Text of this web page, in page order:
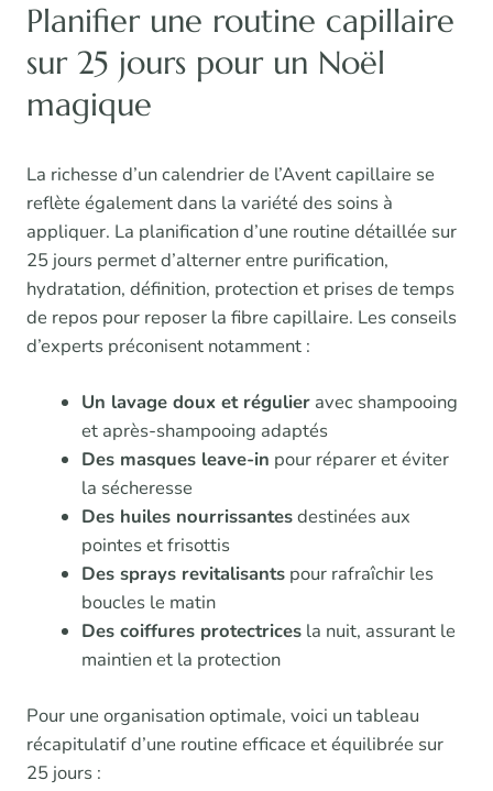
Planifier une routine capillaire
sur 25 jours pour un Noël
magique
La richesse d’un calendrier de l’Avent capillaire se
reflète également dans la variété des soins à
appliquer. La planification d’une routine détaillée sur
25 jours permet d’alterner entre purification,
hydratation, définition, protection et prises de temps
de repos pour reposer la fibre capillaire. Les conseils
d’experts préconisent notamment :
Un lavage doux et régulieravec shampooing
et après-shampooing adaptés
Des masques leave-in pour réparer et éviter
la sécheresse
Des huiles nourrissantesdestinées aux
pointes et frisottis
Des sprays revitalisantspour rafraîchir les
boucles le matin
Des coiffures protectricesla nuit, assurant le
maintien et la protection
Pour une organisation optimale, voici un tableau
récapitulatif d’une routine efficace et équilibrée sur
25 jours :